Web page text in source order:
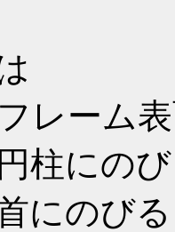
レーム
柱にの
にのび